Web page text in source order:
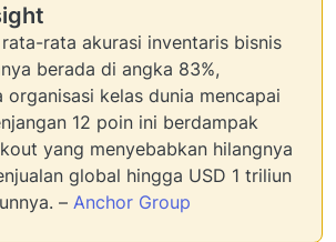
rata akurasi inventaris bisnis
berada di angka 83%,
organisasi kelas dunia mencapai
12 poin ini berdampak
yang menyebabkan hilangnya
global hingga USD 1 triliun
– Anchor Group